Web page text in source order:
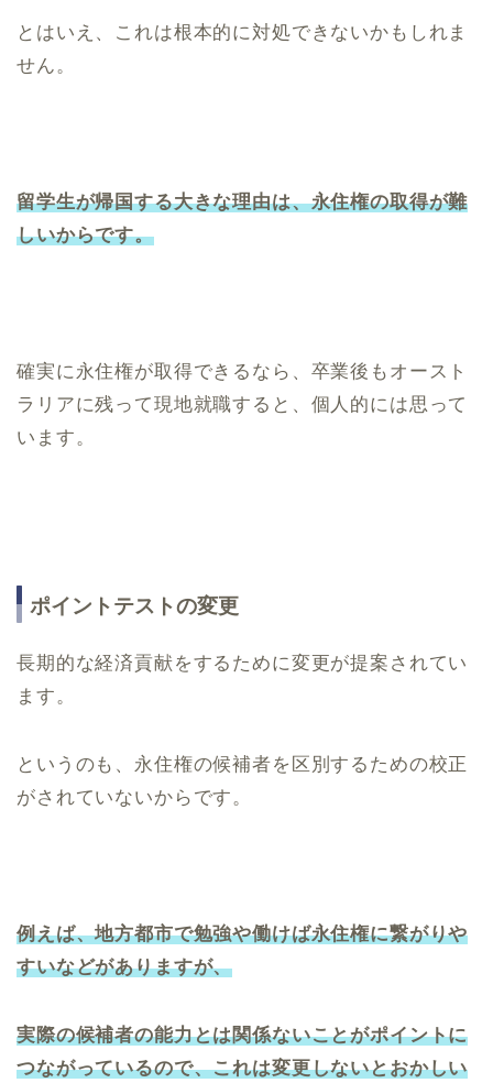
とはいえ、これは根本的に対処できないかもしれま
せん。
留学生が帰国する大きな理由は、永住権の取得が難
しいからです。
確実に永住権が取得できるなら、卒業後もオースト
ラリアに残って現地就職すると、個人的には思って
います。
ポイントテストの変更
長期的な経済貢献をするために変更が提案されてい
ます。
というのも、永住権の候補者を区別するための校正
がされていないからです。
例えば、地方都市で勉強や働けば永住権に繋がりや
すいなどがありますが、
実際の候補者の能力とは関係ないことがポイントに
つながっているので、これは変更しないとおかしい